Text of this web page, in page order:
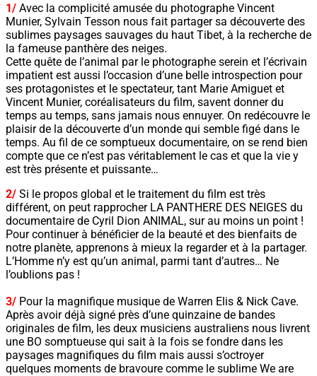
1/ Avec la complicité amusée du photographe Vincent
Munier, Sylvain Tesson nous fait partager sa découverte des
sublimes paysages sauvages du haut Tibet, à la recherche de
la fameuse panthère des neiges.
Cette quête de l’animal par le photographe serein et l’écrivain
impatient est aussi l’occasion d’une belle introspection pour
ses protagonistes et le spectateur, tant Marie Amiguet et
Vincent Munier, coréalisateurs du film, savent donner du
temps au temps, sans jamais nous ennuyer. On redécouvre le
plaisir de la découverte d’un monde qui semble figé dans le
temps. Au fil de ce somptueux documentaire, on se rend bien
compte que ce n’est pas véritablement le cas et que la vie y
est très présente et puissante…
2/ Si le propos global et le traitement du film est très
différent, on peut rapprocher LA PANTHERE DES NEIGES du
documentaire de Cyril Dion ANIMAL, sur au moins un point !
Pour continuer à bénéficier de la beauté et des bienfaits de
notre planète, apprenons à mieux la regarder et à la partager.
L’Homme n’y est qu’un animal, parmi tant d’autres… Ne
l’oublions pas !
3/ Pour la magnifique musique de Warren Elis & Nick Cave.
Après avoir déjà signé près d’une quinzaine de bandes
originales de film, les deux musiciens australiens nous livrent
une BO somptueuse qui sait à la fois se fondre dans les
paysages magnifiques du film mais aussi s’octroyer
quelques moments de bravoure comme le sublime We are